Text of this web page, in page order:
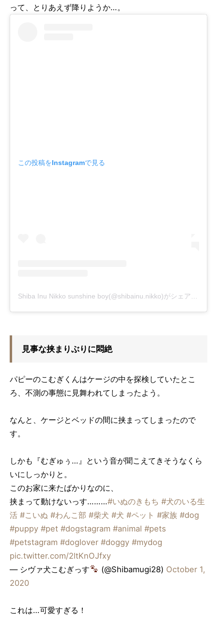
って、とりあえず降りようか…。
この投稿をInstagramで見る
見事な挟まりぶりに悶絶
パピーのこむぎくんはケージの中を探検していたとこ
ろ、不測の事態に見舞われてしまったよう。
なんと、ケージとベッドの間に挟まってしまったので
す。
しかも『むぎゅぅ…』という音が聞こえてきそうなくら
いにしっかりと。
このお家に来たばかりなのに、
挟まって動けないっす………#いぬのきもち #犬のいる生
活 #こいぬ #わんこ部 #柴犬 #犬 #ペット #家族 #dog
#puppy #pet #dogstagram #animal #pets
#petstagram #doglover #doggy #mydog
pic.twitter.com/2ltKnOJfxy
— シヴァ犬こむぎっす
(@Shibamugi28) October 1,
2020
これは…可愛すぎる！